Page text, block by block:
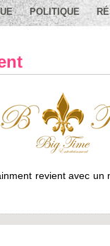
POLITIQUE
revient avec